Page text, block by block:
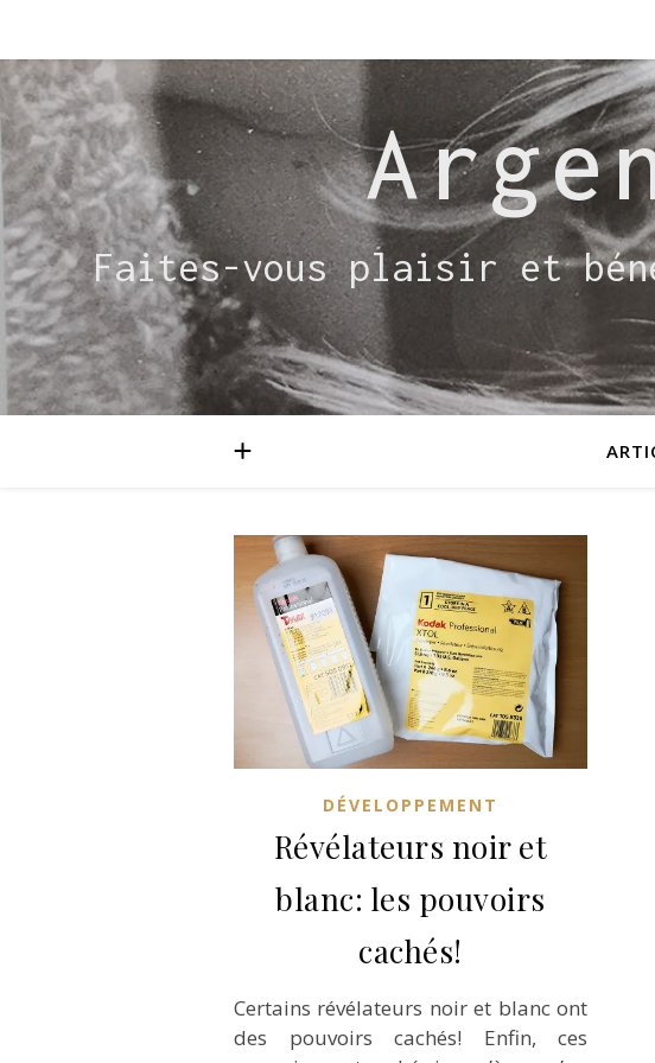
Faites-vous plaisir et
DÉVELOPPEMENT
Révélateurs noir et
blanc: les pouvoirs
cachés!
Certains révélateurs noir et blanc ont
des pouvoirs cachés! Enfin, ces